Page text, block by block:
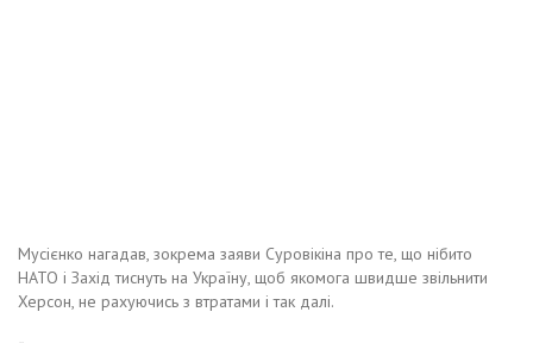
Мусієнко нагадав, зокрема заяви Суровікіна про те, що нібито
НАТО і Захід тиснуть на Україну, щоб якомога швидше звільнити
Херсон, не рахуючись з втратами і так далі.